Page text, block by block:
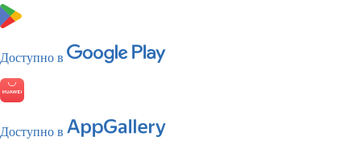
Доступно в
Доступно в